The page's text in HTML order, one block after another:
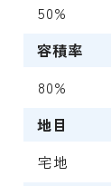
50%
容積率
80%
地目
宅地